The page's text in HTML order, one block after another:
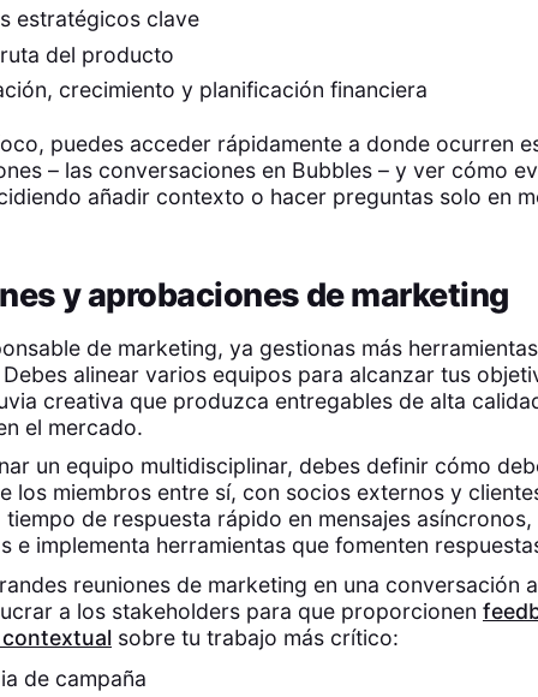
estratégicos clave
del producto
crecimiento y planificación financiera
puedes acceder rápidamente a donde ocurren
– las conversaciones en Bubbles – y ver cómo
añadir contexto o hacer preguntas solo en
y aprobaciones de marketing
de marketing, ya gestionas más
alinear varios equipos para alcanzar tus
creativa que produzca entregables de alta
el mercado.
un equipo multidisciplinar, debes definir cómo
los miembros entre sí, con socios externos y
de respuesta rápido en mensajes
e implementa herramientas que fomenten
reuniones de marketing en una conversación
a los stakeholders para que proporcionen
sobre tu trabajo más crítico:
de campaña